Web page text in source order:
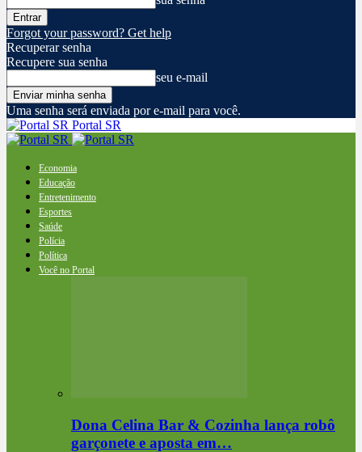
Forgot your password? Get help
Recuperar senha
Recupere sua senha
seu e-mail
Uma senha será enviada por e-mail para você.
Portal SR
Economia
Educação
Entretenimento
Esportes
Saúde
Polícia
Política
Você no Portal
Dona Celina Bar & Cozinha lança robô
garçonete e aposta em…